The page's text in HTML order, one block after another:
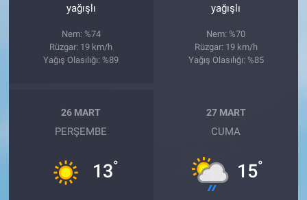
yağışlı
Nem: %74
Rüzgar: 19 km/h
Yağış Olasılığı: %89
yağışlı
Nem: %70
Rüzgar: 19 km/h
Yağış Olasılığı: %85
26 MART
PERŞEMBE
13°
27 MART
CUMA
15°